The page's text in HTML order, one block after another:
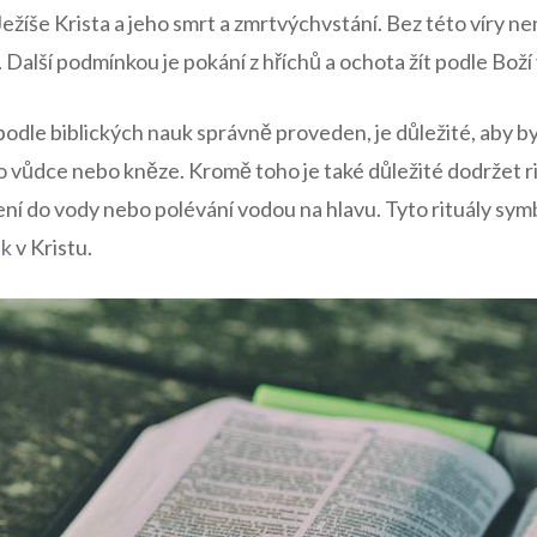
Krista a jeho smrt a zmrtvýchvstání. Bez této víry
Další podmínkou je pokání z hříchů a ochota žít podle
biblických nauk správně proveden, je důležité, aby
vůdce nebo kněze. Kromě toho je také důležité dodržet
do vody nebo polévání vodou na hlavu. Tyto rituály
v Kristu.